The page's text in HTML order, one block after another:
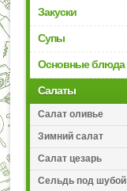
Закуски
Супы
Основные блюда
Салаты
Салат оливье
Зимний салат
Салат цезарь
Сельдь под шубой